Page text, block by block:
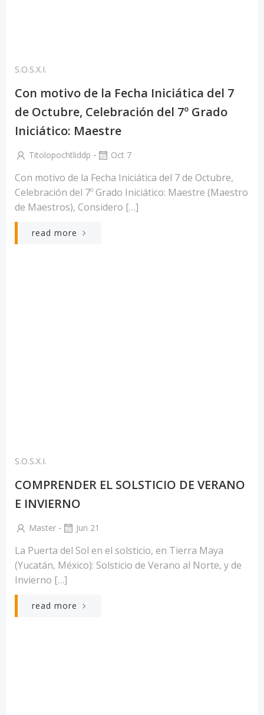
S.O.S.X.I.
Con motivo de la Fecha Iniciática del 7
de Octubre, Celebración del 7º Grado
Iniciático: Maestre
Titolopochtliddp - Oct 7
Con motivo de la Fecha Iniciática del 7 de Octubre,
Celebración del 7º Grado Iniciático: Maestre (Maestro
de Maestros), Considero […]
read more
S.O.S.X.I.
COMPRENDER EL SOLSTICIO DE VERANO
E INVIERNO
Master - Jun 21
La Puerta del Sol en el solsticio, en Tierra Maya
(Yucatán, México): Solsticio de Verano al Norte, y de
Invierno […]
read more